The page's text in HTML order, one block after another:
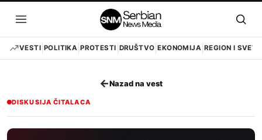
sadržaj
Otvori
meni
VESTI POLITIKA PROTESTI DRUŠTVO EKONOMIJA REGION I SVET
←Nazad na vest
DISKUSIJA ČITALACA